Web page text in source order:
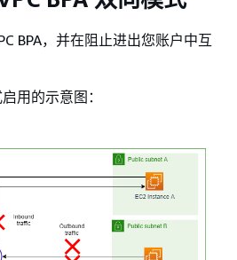
BPA，并在阻止进出您账户中互
用的示意图：